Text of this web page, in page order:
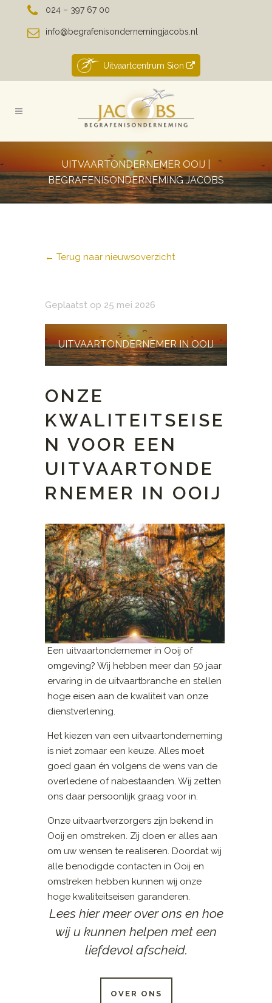
024 – 397 67 00
info@begrafenisondernemingjacobs.nl
Uitvaartcentrum Sion
UITVAARTONDERNEMER OOIJ |
BEGRAFENISONDERNEMING JACOBS
← Terug naar nieuwsoverzicht
Geplaatst op 25 mei 2026
UITVAARTONDERNEMER IN OOIJ
ONZE
KWALITEITSEISE
N VOOR EEN
UITVAARTONDE
RNEMER IN OOIJ
Een uitvaartondernemer in Ooij of
omgeving? Wij hebben meer dan 50 jaar
ervaring in de uitvaartbranche en stellen
hoge eisen aan de kwaliteit van onze
dienstverlening.
Het kiezen van een uitvaartonderneming
is niet zomaar een keuze. Alles moet
goed gaan én volgens de wens van de
overledene of nabestaanden. Wij zetten
ons daar persoonlijk graag voor in.
Onze uitvaartverzorgers zijn bekend in
Ooij en omstreken. Zij doen er alles aan
om uw wensen te realiseren. Doordat wij
alle benodigde contacten in Ooij en
omstreken hebben kunnen wij onze
hoge kwaliteitseisen garanderen.
Lees hier meer over ons en hoe
wij u kunnen helpen met een
liefdevol afscheid.
OVER ONS